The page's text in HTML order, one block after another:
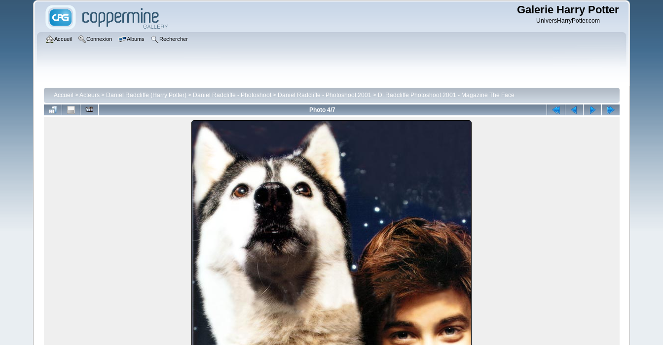
Galerie Harry Potter
UniversHarryPotter.com
Accueil Connexion Albums Rechercher
Accueil >Acteurs> Daniel Radcliffe (Harry Potter) > Daniel Radcliffe - Photoshoot> Daniel Radcliffe - Photoshoot 2001 > D. Radcliffe Photoshoot 2001 - Magazine The Face
Photo 4/7